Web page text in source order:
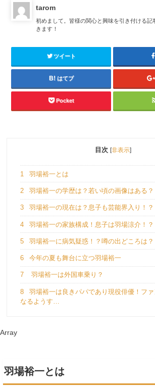
tarom
初めまして。皆様の関心と興味を引き付ける記
きます！
ツイート
はてブ
Pocket
目次 [非表示]
1 羽場裕一とは
2 羽場裕一の学歴は？若い頃の画像はある？
3 羽場裕一の現在は？息子も芸能界入り！？
4 羽場裕一の家族構成！息子は羽場涼介！？
5 羽場裕一に病気疑惑！？噂の出どころは？
6 今年の夏も舞台に立つ羽場裕一
7 羽場裕一は外国車乗り？
8
羽場裕一は良きパパであり現役俳優！フ
なるようす…
Array
羽場裕一とは